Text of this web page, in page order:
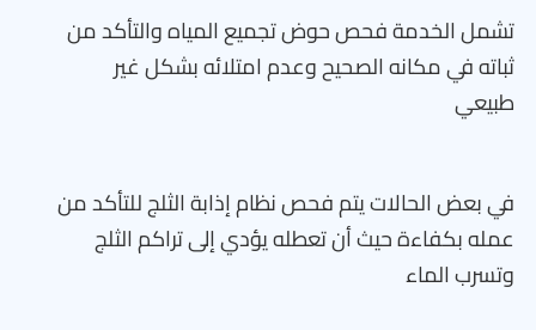
تشمل الخدمة فحص حوض تجميع المياه والتأكد من
ثباته في مكانه الصحيح وعدم امتلائه بشكل غير
طبيعي
في بعض الحالات يتم فحص نظام إذابة الثلج للتأكد من
عمله بكفاءة حيث أن تعطله يؤدي إلى تراكم الثلج
وتسرب الماء